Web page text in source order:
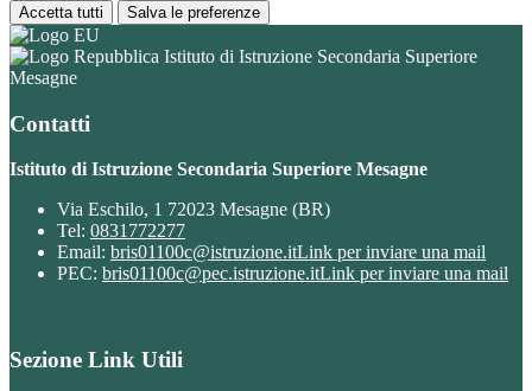
Accetta tutti Salva le preferenze
Istituto di Istruzione Secondaria Superiore
Mesagne
Contatti
Istituto di Istruzione Secondaria Superiore Mesagne
Via Eschilo, 1 72023 Mesagne (BR)
Tel: 0831772277
Email: bris01100c@istruzione.itLink per inviare una mail
PEC: bris01100c@pec.istruzione.itLink per inviare una mail
Sezione Link Utili